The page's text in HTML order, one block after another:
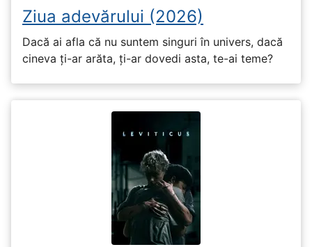
Ziua adevărului (2026)
Dacă ai afla că nu suntem singuri în univers, dacă
cineva ți-ar arăta, ți-ar dovedi asta, te-ai teme?